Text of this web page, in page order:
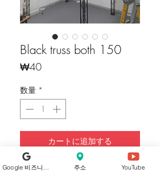
Black truss both 150
₩40価
数量 *
カートに追加する
今すぐ購入
주소 YouTube